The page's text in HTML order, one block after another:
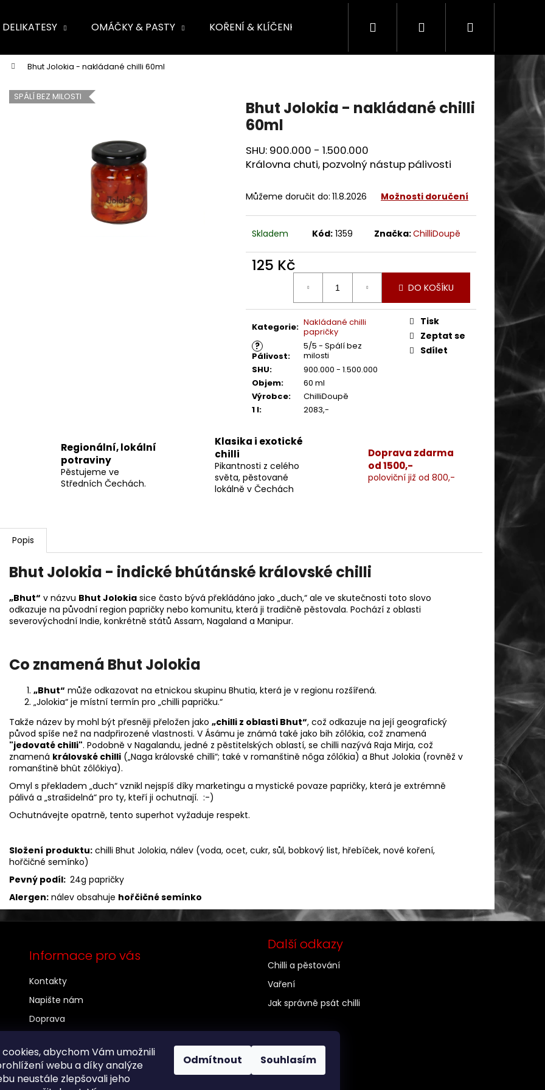
abychom Vám umožnili
webu a díky analýze
neustále zlepšovali jeho
Odmítnout Souhlasím
DELIKATESY OMÁČKY & PASTY KOŘENÍ & KLÍČENKY SADY & DÁRKY SEZÓNNÍ
Hledat PřihlášeníNákupní
Bhut Jolokia - nakládané chilli 60ml
Bhut Jolokia - nakládané chilli
60ml
SHU: 900.000 - 1.500.000
Královna chuti, pozvolný nástup pálivosti
Můžeme doručit do: 11.8.2026 Možnosti doručení
Skladem Kód: 1359 Značka:ChilliDoupě
125 Kč
DO KOŠÍKU
Kategorie: Nakládané chilli
papričky
?
Pálivost:
5/5 - Spálí bez
milosti
SHU:
900.000 - 1.500.000
Objem:
60 ml
Výrobce:
ChilliDoupě
1 l: 2083,-
Tisk
Zeptat se
Sdílet
SPÁLÍ BEZ MILOSTI
Regionální, lokální
potraviny
Pěstujeme ve
Středních Čechách.
Klasika i exotické
chilli
Pikantnosti z celého
světa, pěstované
lokálně v Čechách
Doprava zdarma
od 1500,-
poloviční již od 800,-
Popis
Bhut Jolokia - indické bhútánské královské chilli
„Bhut“ v názvu Bhut Jolokia sice často bývá překládáno jako „duch,“ ale ve skutečnosti toto slovo
odkazuje na původní region papričky nebo komunitu, která ji tradičně pěstovala. Pochází z oblasti
severovýchodní Indie, konkrétně států Assam, Nagaland a Manipur.
Co znamená Bhut Jolokia
„Bhut“ může odkazovat na etnickou skupinu Bhutia, která je v regionu rozšířená.
„Jolokia“ je místní termín pro „chilli papričku.“
Takže název by mohl být přesněji přeložen jako „chilli z oblasti Bhut“, což odkazuje na její geografický
původ spíše než na nadpřirozené vlastnosti. V Ásámu je známá také jako bih zôlôkia, což znamená
"jedovaté chilli". Podobně v Nagalandu, jedné z pěstitelských oblastí, se chilli nazývá Raja Mirja, což
znamená královské chilli („Naga královské chilli“; také v romanštině nôga zôlôkia) a Bhut Jolokia (rovněž v
romanštině bhût zôlôkiya).
Omyl s překladem „duch“ vznikl nejspíš díky marketingu a mystické povaze papričky, která je extrémně
pálivá a „strašidelná“ pro ty, kteří ji ochutnají. :-)
Ochutnávejte opatrně, tento superhot vyžaduje respekt.
Složení produktu: chilli Bhut Jolokia, nálev (voda, ocet, cukr, sůl, bobkový list, hřebíček, nové koření,
hořčičné semínko)
Pevný podíl: 24g papričky
Alergen: nálev obsahuje hořčičné semínko
najít?
HLEDAT
Informace pro vás
Kontakty
Napište nám
Doprava
O nás
Obchodní podmínky
Další odkazy
Chilli a pěstování
Vaření
Jak správně psát chilli